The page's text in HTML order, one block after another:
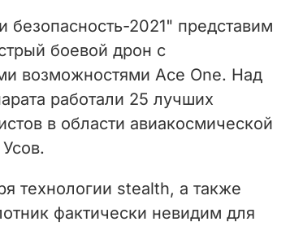
i
d
e
o
безопасность-2021" представим
боевой дрон с
возможностями Ace One. Над
работали 25 лучших
в области авиакосмической
технологии stealth, а также
фактически невидим для